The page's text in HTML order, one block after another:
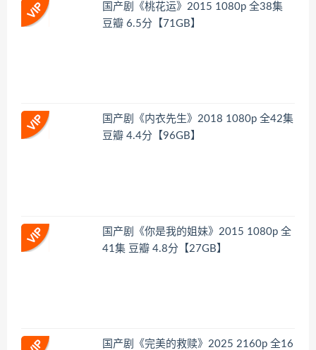
国产剧《桃花运》2015 1080p 全38集
豆瓣 6.5分【71GB】
国产剧《内衣先生》2018 1080p 全42集
豆瓣 4.4分【96GB】
国产剧《你是我的姐妹》2015 1080p 全
41集 豆瓣 4.8分【27GB】
国产剧《完美的救赎》2025 2160p 全16